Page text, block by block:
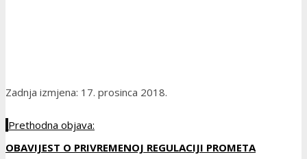
Zadnja izmjena: 17. prosinca 2018.
Prethodna objava:
OBAVIJEST O PRIVREMENOJ REGULACIJI PROMETA